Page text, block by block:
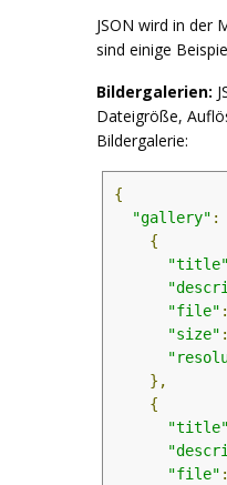
JSON wird in der
sind einige
Bildergalerien:
Dateigröße,
Bildergalerie:
{
"gallery" :
{
"title"
"file" :
"size" :
},
{
"title"
"file" :